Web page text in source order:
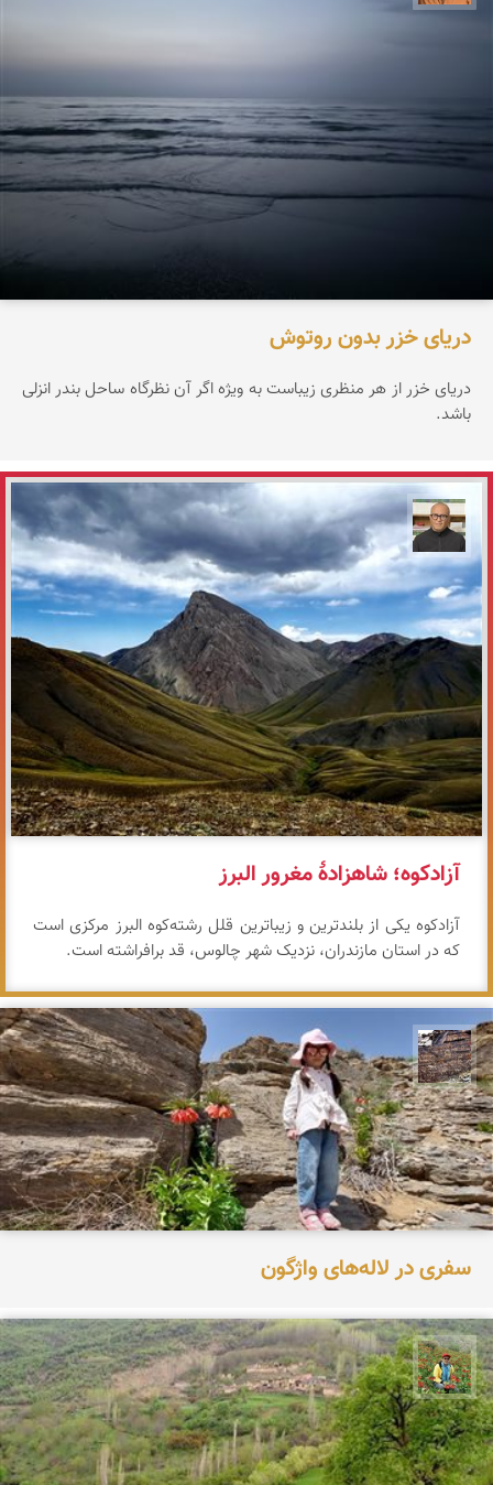
دریای خزر بدون روتوش
دریای خزر از هر منظری زیباست به ویژه اگر آن نظرگاه ساحل بندر انزلی
باشد.
مازیار ذاکری
آزادکوه؛ شاهزادهٔ مغرور البرز
آزادکوه یکی از بلندترین و زیباترین قلل رشته‌کوه البرز مرکزی است
که در استان مازندران، نزدیک شهر چالوس، قد برافراشته است.
محمد ناصری فرد
سفری در لاله‌های واژگون
اسفندیار خدایی